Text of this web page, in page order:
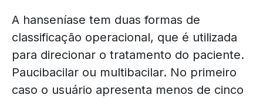
A hanseníase tem duas formas de
classificação operacional, que é utilizada
para direcionar o tratamento do paciente.
Paucibacilar ou multibacilar. No primeiro
caso o usuário apresenta menos de cinco